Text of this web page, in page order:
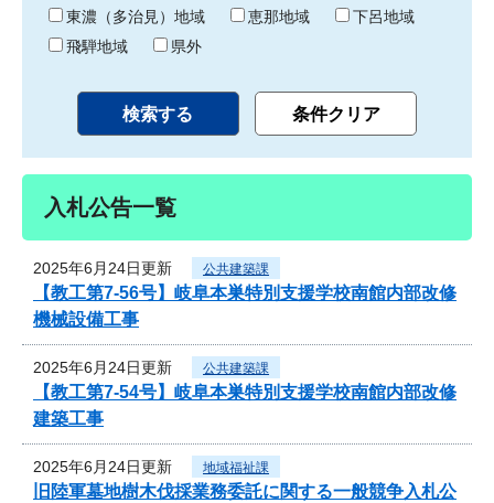
東濃（多治見）地域
恵那地域
下呂地域
飛騨地域
県外
入札公告一覧
2025年6月24日更新 公共建築課
【教工第7-56号】岐阜本巣特別支援学校南館内部改修
機械設備工事
2025年6月24日更新 公共建築課
【教工第7-54号】岐阜本巣特別支援学校南館内部改修
建築工事
2025年6月24日更新 地域福祉課
旧陸軍墓地樹木伐採業務委託に関する一般競争入札公